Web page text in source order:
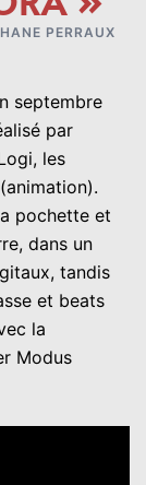
PERRAUX
septembre
par
les
pochette et
dans un
tandis
et beats
la
Modus